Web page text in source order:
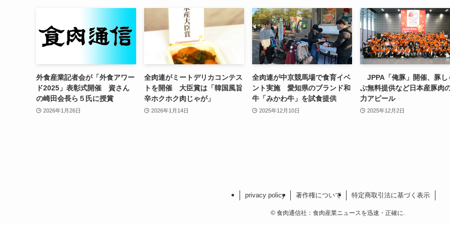
外食産業記者会が「外食アワー
ド2025」表彰式開催 資さん
の崎田会長ら５氏に授賞
2026年1月26日
全肉連がミートデリカコンテス
トを開催 大臣賞は「韓国風旨
辛ホクホク肉じゃが」
2026年1月14日
全肉連が中京競馬場で食育イベ
ント実施 愛知県のブランド和
牛「みかわ牛」を試食提供
2025年12月10日
JPPA「俺豚」開催、豚し
ぶ無料提供など日本産豚肉
力アピール
2025年12月2日
privacy policy 著作権について 特定商取引法に基づく表示
©食肉通信社：食肉産業ニュースを迅速・正確に.